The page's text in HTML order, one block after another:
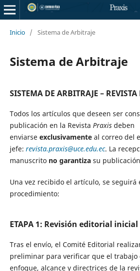
Inicio / Sistema de Arbitraje
Sistema de Arbitraje
SISTEMA DE ARBITRAJE –
Todos los artículos que deseen ser
publicación en la Revista Praxisdeben
enviarse exclusivamenteal correo del
jefe: revista.praxis@uce.edu.ec. La
manuscrito no garantizasu
Una vez recibido el artículo, se seguirá
procedimiento:
ETAPA 1: Revisión editorial inicial
Tras el envío, el Comité Editorial
preliminar para verificar que el trabajo
enfoque, alcance y directrices de la